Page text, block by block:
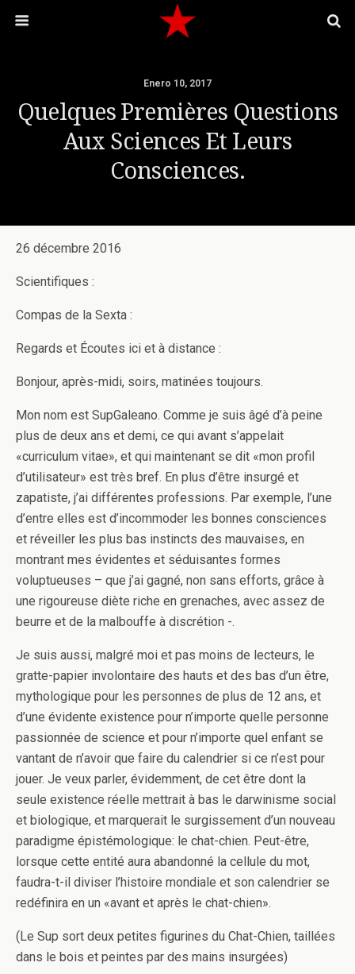
Enero 10, 2017
Quelques Premières Questions
Aux Sciences Et Leurs
Consciences.
26 décembre 2016
Scientifiques :
Compas de la Sexta :
Regards et Écoutes ici et à distance :
Bonjour, après-midi, soirs, matinées toujours.
Mon nom est SupGaleano. Comme je suis âgé d’à peine
plus de deux ans et demi, ce qui avant s’appelait
«curriculum vitae», et qui maintenant se dit «mon profil
d’utilisateur» est très bref. En plus d’être insurgé et
zapatiste, j’ai différentes professions. Par exemple, l’une
d’entre elles est d’incommoder les bonnes consciences
et réveiller les plus bas instincts des mauvaises, en
montrant mes évidentes et séduisantes formes
voluptueuses – que j’ai gagné, non sans efforts, grâce à
une rigoureuse diète riche en grenaches, avec assez de
beurre et de la malbouffe à discrétion -.
Je suis aussi, malgré moi et pas moins de lecteurs, le
gratte-papier involontaire des hauts et des bas d’un être,
mythologique pour les personnes de plus de 12 ans, et
d’une évidente existence pour n’importe quelle personne
passionnée de science et pour n’importe quel enfant se
vantant de n’avoir que faire du calendrier si ce n’est pour
jouer. Je veux parler, évidemment, de cet être dont la
seule existence réelle mettrait à bas le darwinisme social
et biologique, et marquerait le surgissement d’un nouveau
paradigme épistémologique: le chat-chien. Peut-être,
lorsque cette entité aura abandonné la cellule du mot,
faudra-t-il diviser l’histoire mondiale et son calendrier se
redéfinira en un «avant et après le chat-chien».
(Le Sup sort deux petites figurines du Chat-Chien, taillées
dans le bois et peintes par des mains insurgées)